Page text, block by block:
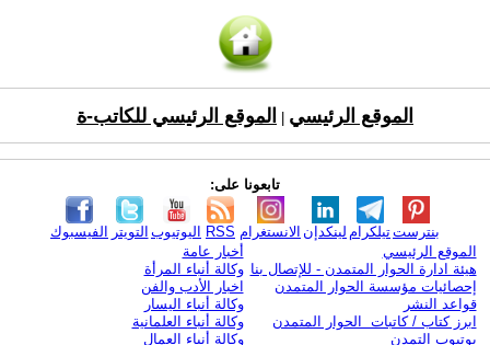
الموقع الرئيسي الموقع الرئيسي للكاتب-ة
تابعونا على:
الفيسبوك التويتر اليوتيوب RSS الانستغرام لينكدإن تيلكرامبنترست
الموقع الرئيسي
هيئة ادارة الحوار المتمدن - للإتصال بنا
إحصائيات مؤسسة الحوار المتمدن
قواعد النشر
ابرز كتاب / كاتبات الحوار المتمدن
يوتيوب التمدن
أخبار عامة
وكالة أنباء المرأة
اخبار الأدب والفن
وكالة أنباء اليسار
وكالة أنباء العلمانية
وكالة أنباء العمال